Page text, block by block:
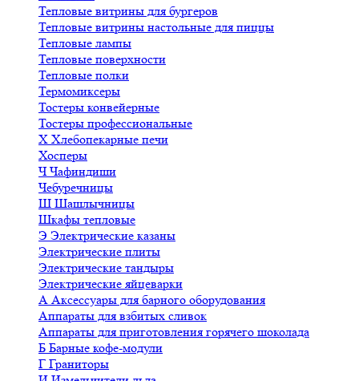
Тепловые витрины для бургеров
Тепловые витрины настольные для пиццы
Тепловые лампы
Тепловые поверхности
Тепловые полки
Термомиксеры
Тостеры конвейерные
Тостеры профессиональные
Х Хлебопекарные печи
Хосперы
ЧЧафиндиши
Чебуречницы
Ш Шашлычницы
Шкафы тепловые
Э Электрические казаны
Электрические плиты
Электрические тандыры
Электрические яйцеварки
А Аксессуары для барного оборудования
Аппараты для взбитых сливок
Аппараты для приготовления горячего шоколада
Б Барные кофе-модули
Г Граниторы